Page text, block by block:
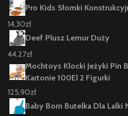
Pro Kids Słomki
14,30zł
Deef Plusz Lemur Duży
44,27zł
Mochtoys Klocki Jeżyki Pin
Kartonie 100El 2 Figurki
125,90zł
Baby Born Butelka Dla Lalki